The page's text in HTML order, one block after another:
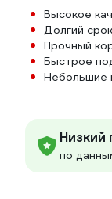
Высокое
Долгий
Прочный
Быстрое
Небольшие
Низкий
по